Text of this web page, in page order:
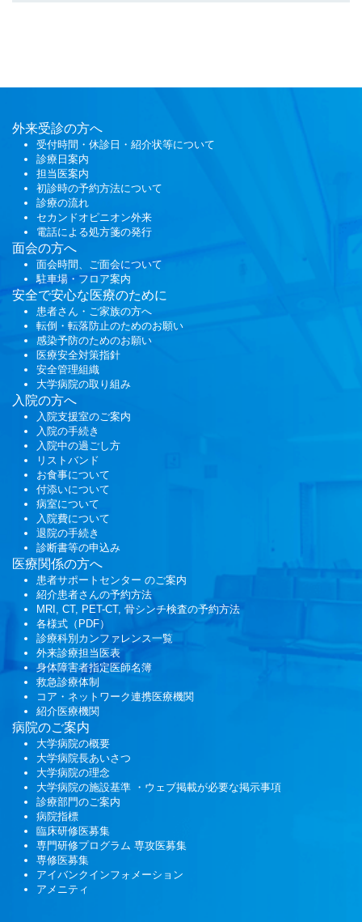
外来受診の方へ
受付時間・休診日・紹介状等について
診療日案内
担当医案内
初診時の予約方法について
診療の流れ
セカンドオピニオン外来
電話による処方箋の発行
面会の方へ
面会時間、ご面会について
駐車場・フロア案内
安全で安心な医療のために
患者さん・ご家族の方へ
転倒・転落防止のためのお願い
感染予防のためのお願い
医療安全対策指針
安全管理組織
大学病院の取り組み
入院の方へ
入院支援室のご案内
入院の手続き
入院中の過ごし方
リストバンド
お食事について
付添いについて
病室について
入院費について
退院の手続き
診断書等の申込み
医療関係の方へ
患者サポートセンター のご案内
紹介患者さんの予約方法
MRI, CT, PET-CT, 骨シンチ検査の予約方法
各様式（PDF）
診療科別カンファレンス一覧
外来診療担当医表
身体障害者指定医師名簿
救急診療体制
コア・ネットワーク連携医療機関
紹介医療機関
病院のご案内
大学病院の概要
大学病院長あいさつ
大学病院の理念
大学病院の施設基準 ・ウェブ掲載が必要な掲示事項
診療部門のご案内
病院指標
臨床研修医募集
専門研修プログラム 専攻医募集
専修医募集
アイバンクインフォメーション
アメニティ